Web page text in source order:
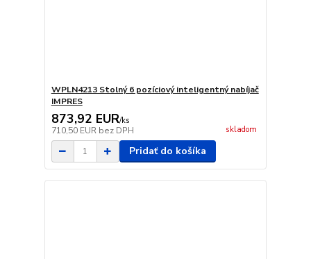
WPLN4213 Stolný 6 pozíciový inteligentný nabíjač
IMPRES
873,92 EUR/ks
710,50 EUR bez DPH skladom
Pridať do košíka